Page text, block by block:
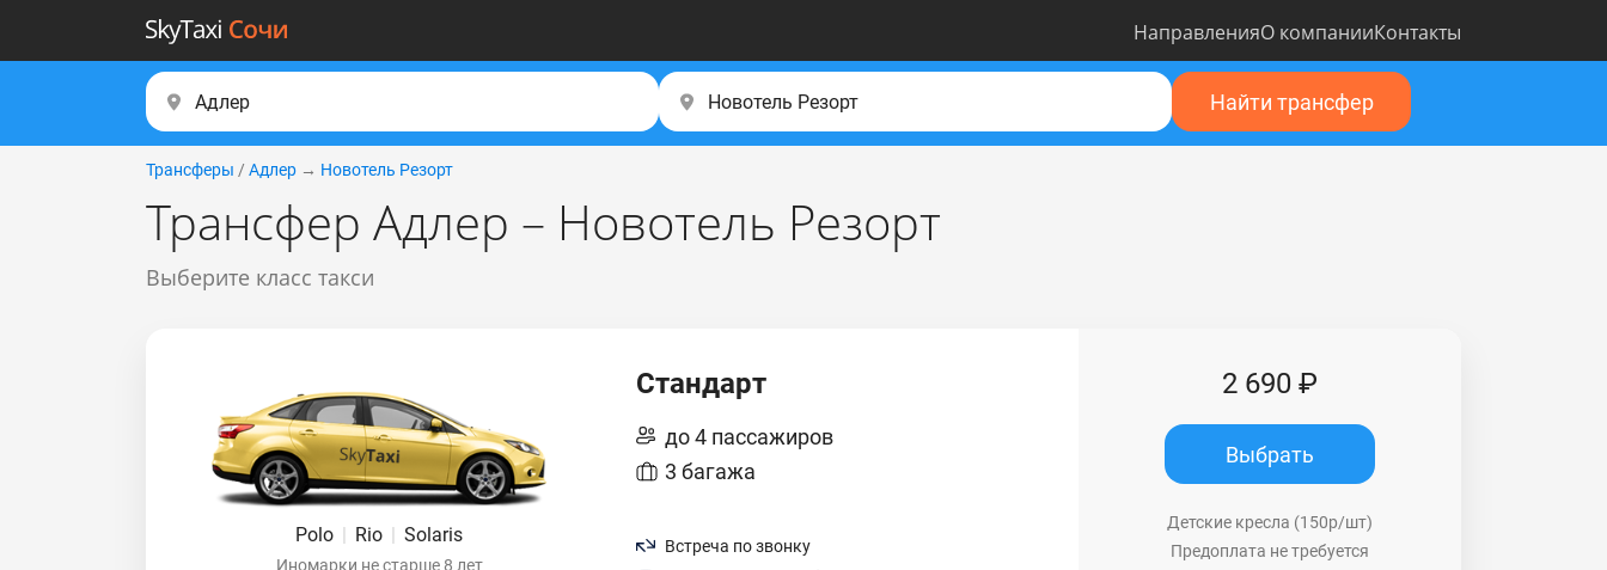
НаправленияО компанииКонтакты
Найти трансфер
Трансферы / Адлер → Новотель Резорт
Трансфер Адлер – Новотель Резорт
Выберите класс такси
Polo | Rio | Solaris
Иномарки не старше 8 лет
Стандарт
до 4 пассажиров
3 багажа
Встреча по звонку
2 690 ₽
Выбрать
Детские кресла (150р/шт)
Предоплата не требуется